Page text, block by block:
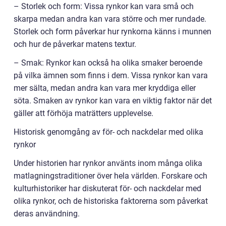
– Storlek och form: Vissa rynkor kan vara små och
skarpa medan andra kan vara större och mer rundade.
Storlek och form påverkar hur rynkorna känns i munnen
och hur de påverkar matens textur.
– Smak: Rynkor kan också ha olika smaker beroende
på vilka ämnen som finns i dem. Vissa rynkor kan vara
mer sälta, medan andra kan vara mer kryddiga eller
söta. Smaken av rynkor kan vara en viktig faktor när det
gäller att förhöja maträtters upplevelse.
Historisk genomgång av för- och nackdelar med olika
rynkor
Under historien har rynkor använts inom många olika
matlagningstraditioner över hela världen. Forskare och
kulturhistoriker har diskuterat för- och nackdelar med
olika rynkor, och de historiska faktorerna som påverkat
deras användning.